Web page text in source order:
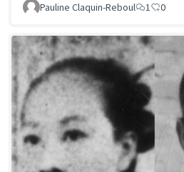
Pauline Claquin-Reboul 1 0